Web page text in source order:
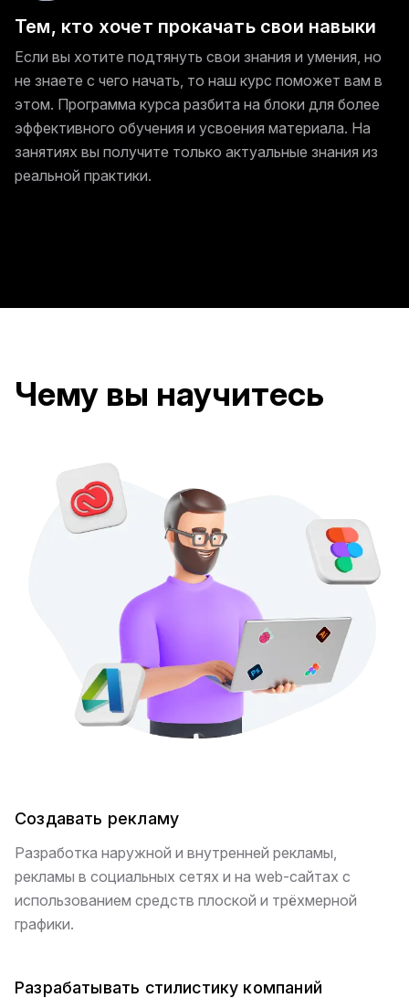
Тем, кто хочет прокачать свои навыки
Если вы хотите подтянуть свои знания и умения, но
не знаете с чего начать, то наш курс поможет вам в
этом. Программа курса разбита на блоки для более
эффективного обучения и усвоения материала. На
занятиях вы получите только актуальные знания из
реальной практики.
Чему вы научитесь
Создавать рекламу
Разработка наружной и внутренней рекламы,
рекламы в социальных сетях и на web-сайтах с
использованием средств плоской и трёхмерной
графики.
Разрабатывать стилистику компаний